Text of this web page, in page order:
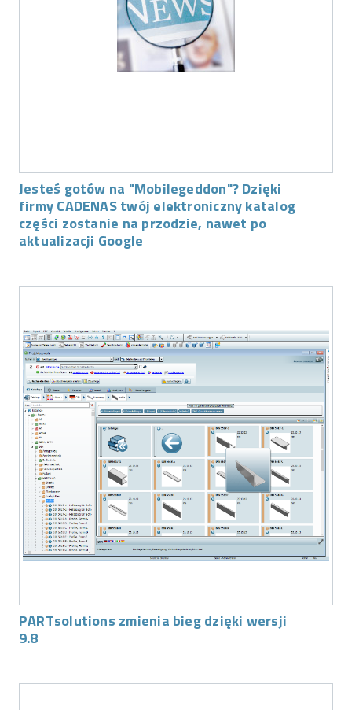
Jesteś gotów na "Mobilegeddon"? Dzięki
firmy CADENAS twój elektroniczny katalog
części zostanie na przodzie, nawet po
aktualizacji Google
PARTsolutions zmienia bieg dzięki wersji
9.8